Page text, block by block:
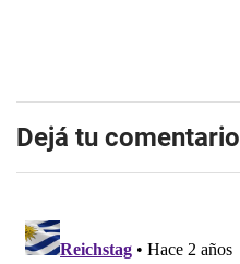
Dejá tu comentario